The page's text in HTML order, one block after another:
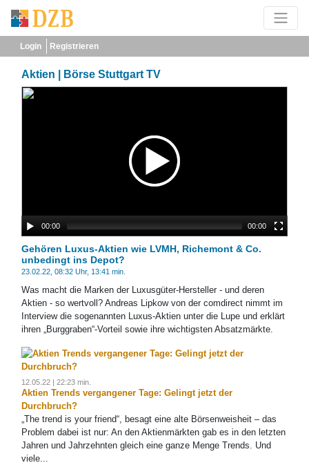
Login Registrieren
Aktien | Börse Stuttgart TV
00:00 00:00
Gehören Luxus-Aktien wie LVMH, Richemont & Co.
unbedingt ins Depot?
23.02.22, 08:32 Uhr, 13:41 min.
Was macht die Marken der Luxusgüter-Hersteller - und deren
Aktien - so wertvoll? Andreas Lipkow von der comdirect nimmt im
Interview die sogenannten Luxus-Aktien unter die Lupe und erklärt
ihren „Burggraben“-Vorteil sowie ihre wichtigsten Absatzmärkte.
12.05.22 | 22:23 min.
Aktien Trends vergangener Tage: Gelingt jetzt der
Durchbruch?
„The trend is your friend“, besagt eine alte Börsenweisheit – das
Problem dabei ist nur: An den Aktienmärkten gab es in den letzten
Jahren und Jahrzehnten gleich eine ganze Menge Trends. Und
viele...